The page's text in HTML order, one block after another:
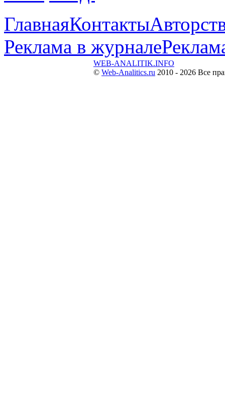
ГлавнаяКонтакты
Реклама в журнале
WEB-ANALITIK.INFO
© Web-Analitics.ru 2010 - 2026 Все